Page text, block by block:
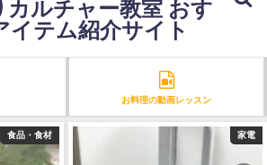
カルチャー教室 おす
イテム紹介サイト
お料理の動画レッスン
食品・食材 家電